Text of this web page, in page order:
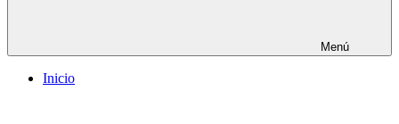
Menú
Inicio